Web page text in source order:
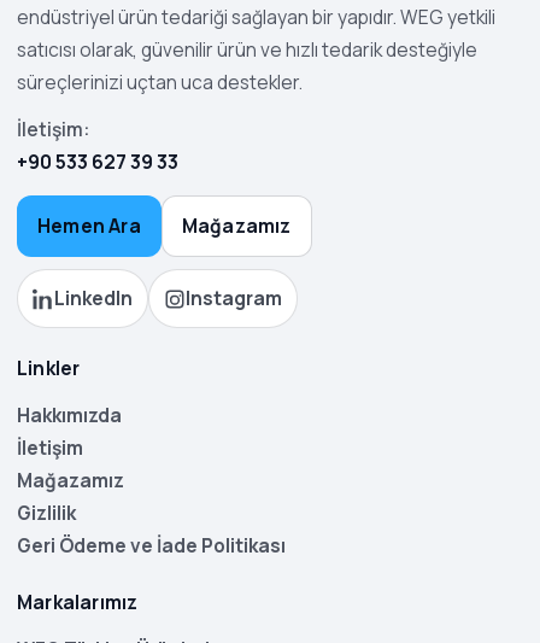
endüstriyel ürün tedariği sağlayan bir yapıdır. WEG yetkili
satıcısı olarak, güvenilir ürün ve hızlı tedarik desteğiyle
süreçlerinizi uçtan uca destekler.
İletişim:
+90 533 627 39 33
Hemen Ara Mağazamız
LinkedIn Instagram
Linkler
Hakkımızda
İletişim
Mağazamız
Gizlilik
Geri Ödeme ve İade Politikası
Markalarımız